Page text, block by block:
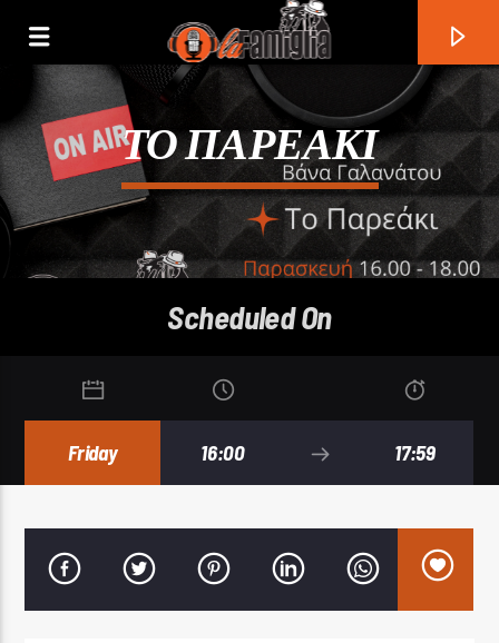
Current Track
Artist
ΤΟ ΠΑΡΕΑΚΙ
Scheduled On
Friday 16:00 17:59